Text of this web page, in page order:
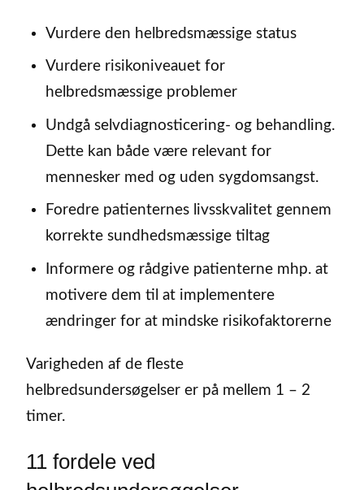
Vurdere den helbredsmæssige status
Vurdere risikoniveauet for
helbredsmæssige problemer
Undgå selvdiagnosticering- og behandling.
Dette kan både være relevant for
mennesker med og uden sygdomsangst.
Foredre patienternes livsskvalitet gennem
korrekte sundhedsmæssige tiltag
Informere og rådgive patienterne mhp. at
motivere dem til at implementere
ændringer for at mindske risikofaktorerne
Varigheden af de fleste
helbredsundersøgelser er på mellem 1 – 2
timer.
11 fordele ved